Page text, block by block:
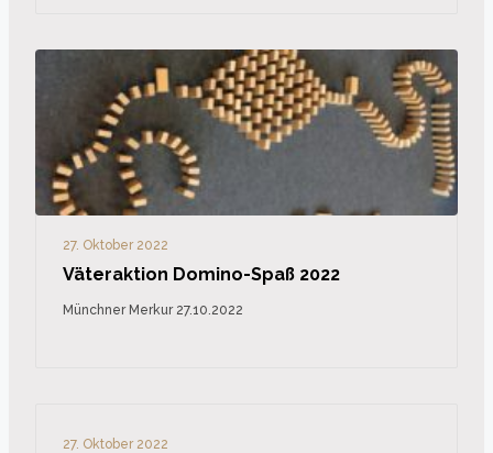
27. Oktober 2022
Väteraktion Domino-Spaß 2022
Münchner Merkur 27.10.2022
27. Oktober 2022